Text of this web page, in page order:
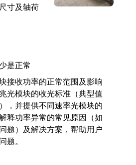
寸及轴荷
是正常
接收功率的正常范围及影响
光模块的收光标准（典型值
，并提供不同速率光模块的
释功率异常的常见原因（如
题）及解决方案，帮助用户
题。